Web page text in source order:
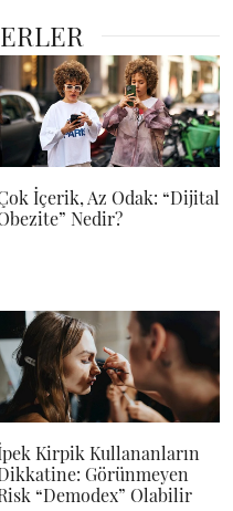
İçerik, Az Odak: “Dijital
Nedir?
Kirpik Kullananların
Görünmeyen
“Demodex” Olabilir